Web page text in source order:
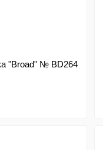
"Broad" № BD264